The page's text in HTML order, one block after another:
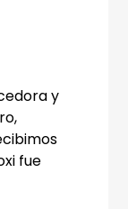
y
fue